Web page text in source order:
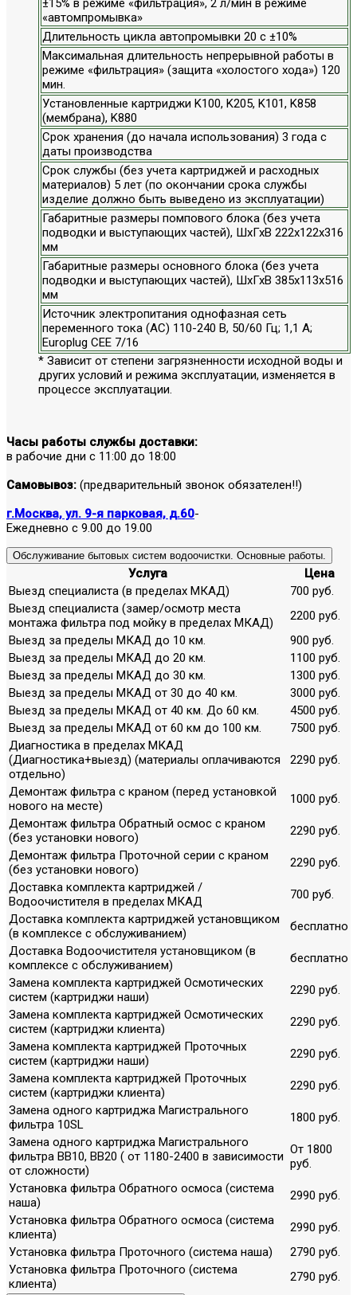
±15% в режиме «фильтрация», 2 л/мин в режиме
«автомпромывка»
Длительность цикла автопромывки 20 с ±10%
Максимальная длительность непрерывной работы в
режиме «фильтрация» (защита «холостого хода») 120
мин.
Установленные картриджи K100, K205, K101, K858
(мембрана), K880
Срок хранения (до начала использования) 3 года с
даты производства
Срок службы (без учета картриджей и расходных
материалов) 5 лет (по окончании срока службы
изделие должно быть выведено из эксплуатации)
Габаритные размеры помпового блока (без учета
подводки и выступающих частей), ШхГхВ 222x122x316
мм
Габаритные размеры основного блока (без учета
подводки и выступающих частей), ШхГхВ 385x113x516
мм
Источник электропитания однофазная сеть
переменного тока (АС) 110-240 В, 50/60 Гц; 1,1 А;
Europlug CEE 7/16
* Зависит от степени загрязненности исходной воды и
других условий и режима эксплуатации, изменяется в
процессе эксплуатации.
Часы работы службы доставки:
в рабочие дни с 11:00 до 18:00
Самовывоз: (предварительный звонок обязателен!!)
г.Москва, ул. 9-я парковая, д.60-
Ежедневно с 9.00 до 19.00
Обслуживание бытовых систем водоочистки. Основные работы.
Услуга
Цена
Выезд специалиста (в пределах МКАД)
700 руб.
Выезд специалиста (замер/осмотр места
монтажа фильтра под мойку в пределах МКАД)
2200 руб.
Выезд за пределы МКАД до 10 км.
900 руб.
Выезд за пределы МКАД до 20 км.
1100 руб.
Выезд за пределы МКАД до 30 км.
1300 руб.
Выезд за пределы МКАД от 30 до 40 км.
3000 руб.
Выезд за пределы МКАД от 40 км. До 60 км.
4500 руб.
Выезд за пределы МКАД от 60 км до 100 км.
7500 руб.
Диагностика в пределах МКАД
(Диагностика+выезд) (материалы оплачиваются
отдельно)
2290 руб.
Демонтаж фильтра с краном (перед установкой
нового на месте)
1000 руб.
Демонтаж фильтра Обратный осмос с краном
(без установки нового)
2290 руб.
Демонтаж фильтра Проточной серии с краном
(без установки нового)
2290 руб.
Доставка комплекта картриджей /
Водоочистителя в пределах МКАД
700 руб.
Доставка комплекта картриджей установщиком
(в комплексе с обслуживанием)
бесплатно
Доставка Водоочистителя установщиком (в
комплексе с обслуживанием)
бесплатно
Замена комплекта картриджей Осмотических
систем (картриджи наши)
2290 руб.
Замена комплекта картриджей Осмотических
систем (картриджи клиента)
2290 руб.
Замена комплекта картриджей Проточных
систем (картриджи наши)
2290 руб.
Замена комплекта картриджей Проточных
систем (картриджи клиента)
2290 руб.
Замена одного картриджа Магистрального
фильтра 10SL
1800 руб.
Замена одного картриджа Магистрального
фильтра ВВ10, ВВ20 ( от 1180-2400 в зависимости
от сложности)
От 1800
руб.
Установка фильтра Обратного осмоса (система
наша)
2990 руб.
Установка фильтра Обратного осмоса (система
клиента)
2990 руб.
Установка фильтра Проточного (система наша)
2790 руб.
Установка фильтра Проточного (система
клиента)
2790 руб.